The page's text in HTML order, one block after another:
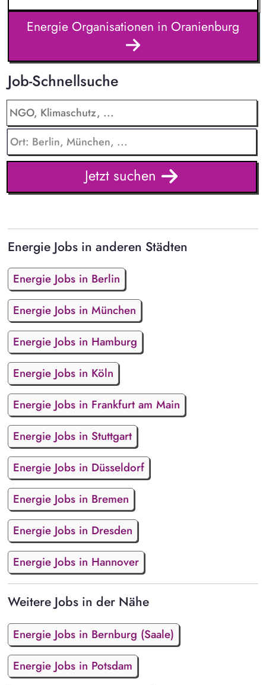
Energie Organisationen in Oranienburg
Job-Schnellsuche
Jetzt suchen
Energie Jobs in anderen Städten
Energie Jobs in Berlin
Energie Jobs in München
Energie Jobs in Hamburg
Energie Jobs in Köln
Energie Jobs in Frankfurt am Main
Energie Jobs in Stuttgart
Energie Jobs in Düsseldorf
Energie Jobs in Bremen
Energie Jobs in Dresden
Energie Jobs in Hannover
Weitere Jobs in der Nähe
Energie Jobs in Bernburg (Saale)
Energie Jobs in Potsdam